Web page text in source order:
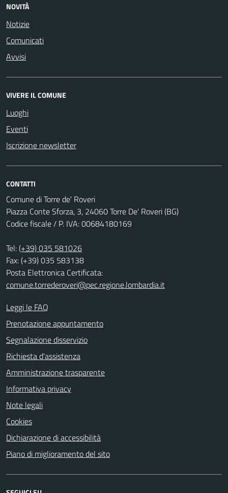
NOVITÀ
Notizie
Comunicati
Avvisi
VIVERE IL COMUNE
Luoghi
Eventi
Iscrizione newsletter
CONTATTI
Comune di Torre de' Roveri
Piazza Conte Sforza, 3, 24060 Torre De' Roveri (BG)
Codice fiscale / P. IVA: 00684180169
Tel:(+39) 035 581026
Fax: (+39) 035 583138
Posta Elettronica Certificata:
comune.torrederoveri@pec.regione.lombardia.it
Leggi le FAQ
Prenotazione appuntamento
Segnalazione disservizio
Richiesta d'assistenza
Amministrazione trasparente
Informativa privacy
Note legali
Cookies
Dichiarazione di accessibilità
Piano di miglioramento del sito